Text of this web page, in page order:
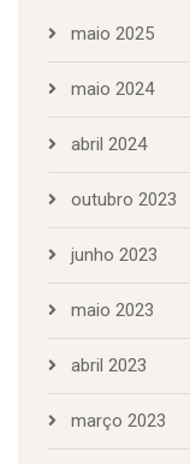
maio 2025
maio 2024
abril 2024
outubro 2023
junho 2023
maio 2023
abril 2023
março 2023